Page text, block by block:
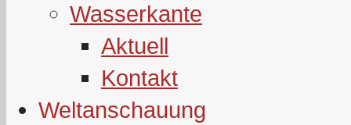
Wasserkante
Aktuell
Kontakt
Weltanschauung